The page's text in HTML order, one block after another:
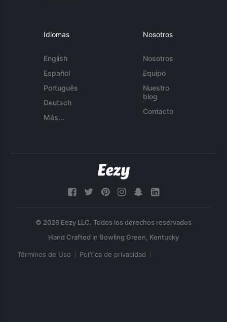
Idiomas
English
Español
Português
Deutsch
Más...
Nosotros
Nosotros
Equipo
Nuestro
blog
Contacto
© 2026 Eezy LLC. Todos los derechos reservados
Términos de Uso Política de privacidad